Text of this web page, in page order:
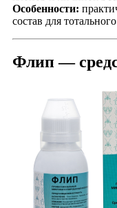
Особенности:
состав для
Флип —